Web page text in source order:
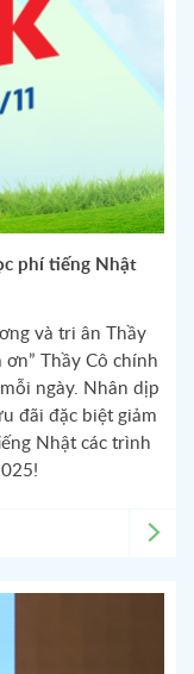
phí tiếng Nhật
và tri ân Thầy
ơn” Thầy Cô chính
ngày. Nhân dịp
đãi đặc biệt giảm
Nhật các trình